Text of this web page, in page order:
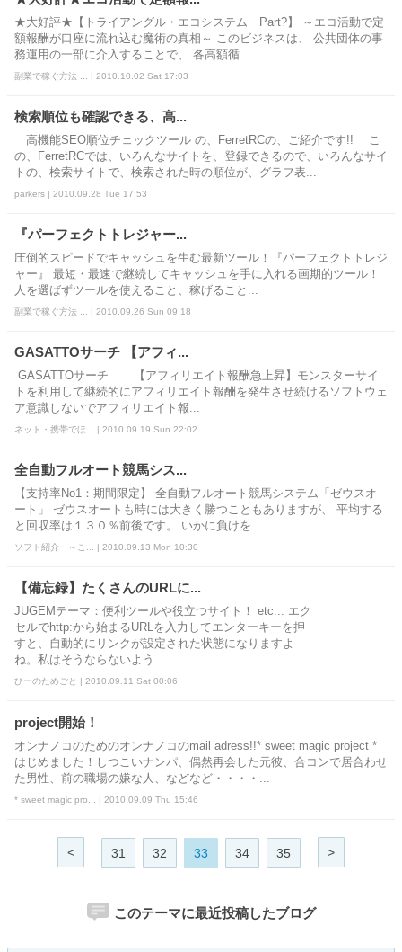
★大好評★【トライアングル・エコシステム Part?】 ～エコ活動で定
額報酬が口座に流れ込む魔術の真相～ このビジネスは、 公共団体の事
務運用の一部に介入することで、 各高額循...
副業で稼ぐ方法 ... | 2010.10.02 Sat 17:03
検索順位も確認できる、高...
高機能SEO順位チェックツール の、FerretRCの、ご紹介です!! こ
の、FerretRCでは、いろんなサイトを、登録できるので、いろんなサイ
トの、検索サイトで、検索された時の順位が、グラフ表...
parkers | 2010.09.28 Tue 17:53
『パーフェクトトレジャー...
圧倒的スピードでキャッシュを生む最新ツール！『パーフェクトトレジ
ャー』 最短・最速で継続してキャッシュを手に入れる画期的ツール！
人を選ばずツールを使えること、稼げること...
副業で稼ぐ方法 ... | 2010.09.26 Sun 09:18
GASATTOサーチ 【アフィ...
GASATTOサーチ 【アフィリエイト報酬急上昇】モンスターサイ
トを利用して継続的にアフィリエイト報酬を発生させ続けるソフトウェ
ア意識しないでアフィリエイト報...
ネット・携帯でほ... | 2010.09.19 Sun 22:02
全自動フルオート競馬シス...
【支持率No1：期間限定】 全自動フルオート競馬システム「ゼウスオ
ート」 ゼウスオートも時には大きく勝つこともありますが、 平均する
と回収率は１３０％前後です。 いかに負けを...
ソフト紹介 ～こ... | 2010.09.13 Mon 10:30
【備忘録】たくさんのURLに...
JUGEMテーマ：便利ツールや役立つサイト！ etc... エク
セルでhttp:から始まるURLを入力してエンターキーを押
すと、自動的にリンクが設定された状態になりますよ
ね。私はそうならないよう...
ひーのためごと | 2010.09.11 Sat 00:06
project開始！
オンナノコのためのオンナノコのmail adress!!* sweet magic project *
はじめました！しつこいナンパ、偶然再会した元彼、合コンで居合わせ
た男性、前の職場の嫌な人、などなど・・・・...
* sweet magic pro... | 2010.09.09 Thu 15:46
< 31 32 33 34 35 >
このテーマに最近投稿したブログ